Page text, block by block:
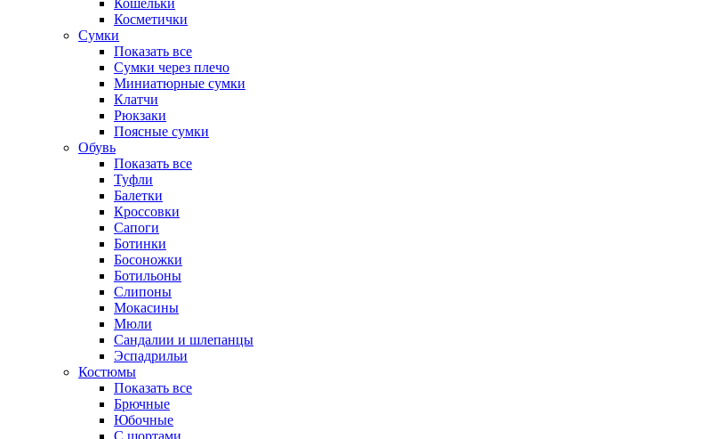
Кошельки
Косметички
Сумки
Показать все
Сумки через плечо
Миниатюрные cумки
Клатчи
Рюкзаки
Поясные сумки
Обувь
Показать все
Туфли
Балетки
Кроссовки
Сапоги
Ботинки
Босоножки
Ботильоны
Слипоны
Мокасины
Мюли
Сандалии и шлепанцы
Эспадрильи
Костюмы
Показать все
Брючные
Юбочные
С шортами